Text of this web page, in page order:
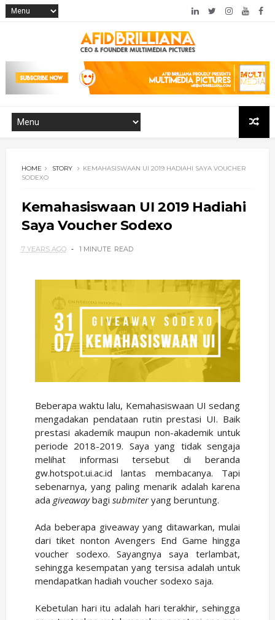
HOME STORY
KEMAHASISWAAN UI 2019 HADIAHI SAYA VOUCHER
SODEXO
Kemahasiswaan UI 2019 Hadiahi
Saya Voucher Sodexo
7 YEARS AGO 1 MINUTE READ
Beberapa waktu lalu, Kemahasiswaan UI sedang
mengadakan pendataan rutin prestasi UI. Baik
prestasi akademik maupun non-akademik untuk
periode 2018-2019. Saya yang tidak sengaja
melihat informasi tersebut di beranda
gw.hotspot.ui.ac.id lantas membacanya. Tapi
sebenarnya, yang paling menarik adalah karena
ada giveawaybagi submiteryang beruntung.
Ada beberapa giveaway yang ditawarkan, mulai
dari tiket nonton Avengers End Game hingga
voucher sodexo. Sayangnya saya terlambat,
sehingga kesempatan yang tersisa adalah untuk
mendapatkan hadiah voucher sodexo saja.
Kebetulan hari itu adalah hari terakhir, sehingga